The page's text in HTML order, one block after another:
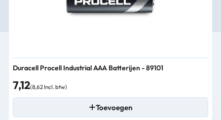
Duracell Procell Industrial AAA Batterijen - 89101
7,12(8,62 Incl. btw)
Toevoegen